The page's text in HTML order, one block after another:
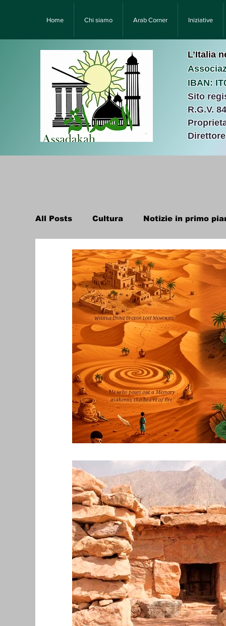
Home Chi siamo Arab Corner Iniziative
L’Italia
IBAN:
Sito
R.G.V.
All Posts Cultura Notizie in primo
Նորություններ/Notizie Armene
Migrazione e Rifugiati Sport
Filosofia Mostre Festività
Relazioni Internazionali Conflitti e